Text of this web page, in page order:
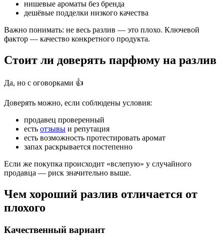
нишевые ароматы без бренда
дешёвые подделки низкого качества
Важно понимать: не весь разлив — это плохо. Ключевой
фактор — качество конкретного продукта.
Стоит ли доверять парфюму на разлив
Да, но с оговорками 👍
Доверять можно, если соблюдены условия:
продавец проверенный
есть отзывы и репутация
есть возможность протестировать аромат
запах раскрывается постепенно
Если же покупка происходит «вслепую» у случайного
продавца — риск значительно выше.
Чем хороший разлив отличается от
плохого
Качественный вариант